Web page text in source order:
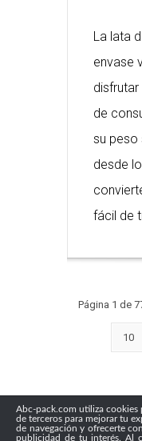
La lata
envase
de
su peso
desde
fácil de
Página 1 de
10
Abc-pack.com utiliza cookies
de terceros para mejorar tu
de navegación y ofrecerte
publicidad de tu interés. Al